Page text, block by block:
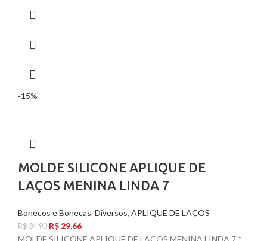
-15%
MOLDE SILICONE APLIQUE DE
LAÇOS MENINA LINDA 7
Bonecos e Bonecas, Diversos, APLIQUE DE LAÇOS
R$34,90 R$ 29,66